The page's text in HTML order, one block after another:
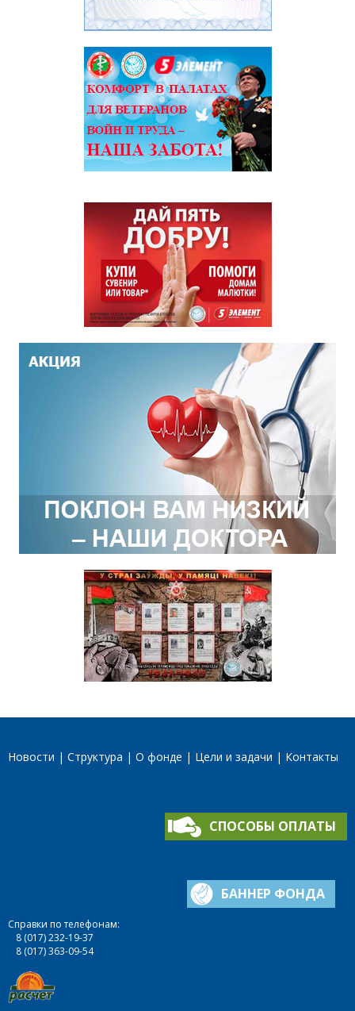
Новости Структура О фонде Цели и задачи Контакты
СПОСОБЫ ОПЛАТЫ
БАННЕР ФОНДА
Справки по телефонам:
8 (017) 232-19-37
8 (017) 363-09-54